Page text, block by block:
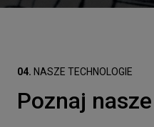
04. NASZE TECHNOLOGIE
Poznaj